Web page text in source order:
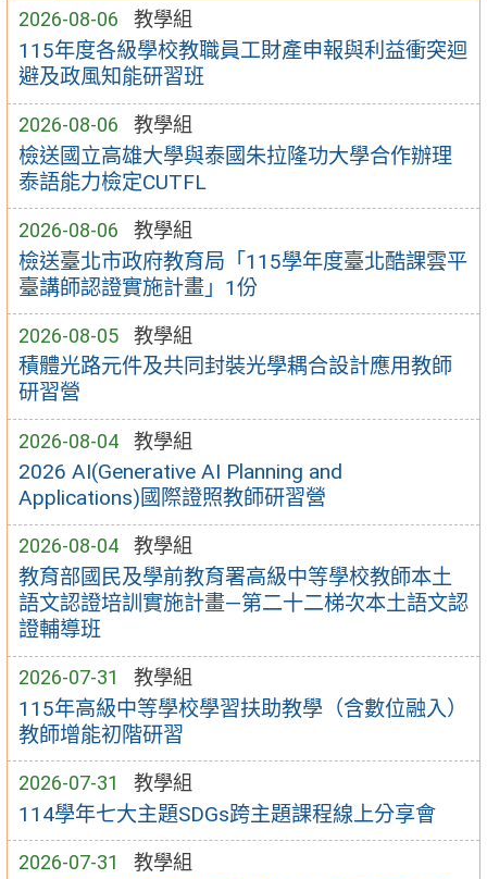
2026-08-06 教學組
115年度各級學校教職員工財產申報與利益衝突迴
避及政風知能研習班
2026-08-06 教學組
檢送國立高雄大學與泰國朱拉隆功大學合作辦理
泰語能力檢定CUTFL
2026-08-06 教學組
檢送臺北市政府教育局「115學年度臺北酷課雲平
臺講師認證實施計畫」1份
2026-08-05 教學組
積體光路元件及共同封裝光學耦合設計應用教師
研習營
2026-08-04 教學組
2026 AI(Generative AI Planning and
Applications)國際證照教師研習營
2026-08-04 教學組
教育部國民及學前教育署高級中等學校教師本土
語文認證培訓實施計畫—第二十二梯次本土語文認
證輔導班
2026-07-31 教學組
115年高級中等學校學習扶助教學（含數位融入）
教師增能初階研習
2026-07-31 教學組
114學年七大主題SDGs跨主題課程線上分享會
2026-07-31 教學組